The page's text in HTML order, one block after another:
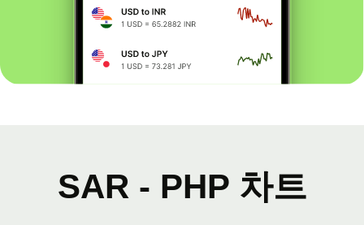
SAR - PHP 차트